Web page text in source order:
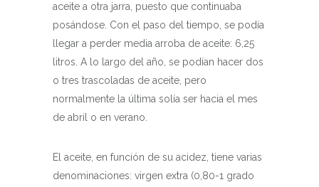
aceite a otra jarra, puesto que continuaba
posándose. Con el paso del tiempo, se podía
llegar a perder media arroba de aceite: 6,25
litros. A lo largo del año, se podían hacer dos
o tres trascoladas de aceite, pero
normalmente la última solía ser hacia el mes
de abril o en verano.
El aceite, en función de su acidez, tiene varias
denominaciones: virgen extra (0,80-1 grado